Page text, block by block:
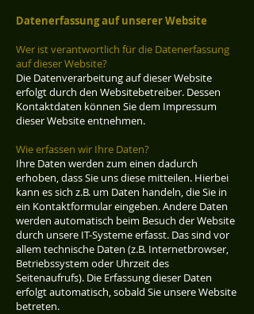
Datenerfassung auf unserer Website
Wer ist verantwortlich für die Datenerfassung
auf dieser Website?
Die Datenverarbeitung auf dieser Website
erfolgt durch den Websitebetreiber. Dessen
Kontaktdaten können Sie dem Impressum
dieser Website entnehmen.
Wie erfassen wir Ihre Daten?
Ihre Daten werden zum einen dadurch
erhoben, dass Sie uns diese mitteilen. Hierbei
kann es sich z.B. um Daten handeln, die Sie in
ein Kontaktformular eingeben. Andere Daten
werden automatisch beim Besuch der Website
durch unsere IT-Systeme erfasst. Das sind vor
allem technische Daten (z.B. Internetbrowser,
Betriebssystem oder Uhrzeit des
Seitenaufrufs). Die Erfassung dieser Daten
erfolgt automatisch, sobald Sie unsere Website
betreten.